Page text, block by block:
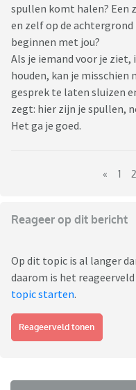
spullen komt halen? Een
en zelf op de
beginnen met jou?
Als je iemand voor je
houden, kan je misschien
gesprek te laten sluizen
zegt: hier zijn je spullen,
Het ga je goed.
« 1 2
Reageer op dit bericht
Op dit topic is al langer
daarom is het
topic starten.
Reageerveld tonen